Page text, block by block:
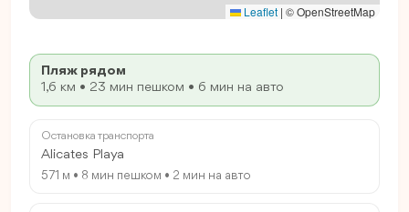
Leaflet | © OpenStreetMap
Пляж рядом
1,6 км • 23 мин пешком • 6 мин на авто
Остановка транспорта
Alicates Playa
571 м • 8 мин пешком • 2 мин на авто